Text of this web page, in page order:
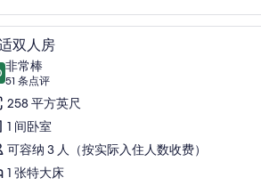
、隔音 舒适双人房 | 羽绒
7 双人房
分，满分 10 分
非常棒
51 条点评
(51
条
点
评)
258 平方英尺
1 间卧室
可容纳 3 人（按实际入住人数收费）
1 张特大床